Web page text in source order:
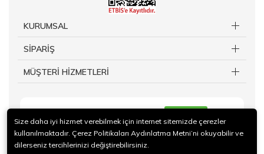
KURUMSAL
SİPARİŞ
MÜŞTERİ HİZMETLERİ
Size daha iyi hizmet verebilmek için internet sitemizde çerezler
kullanılmaktadır. Çerez Politikaları Aydınlatma Metni’ni okuyabilir ve
dilerseniz tercihlerinizi değiştirebilirsiniz.